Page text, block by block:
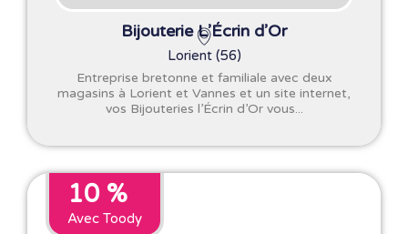
Bijouterie L’Écrin d’Or
Lorient (56)
Entreprise bretonne et familiale avec deux
magasins à Lorient et Vannes et un site internet,
vos Bijouteries l’Écrin d’Or vous...
10 %
Avec Toody